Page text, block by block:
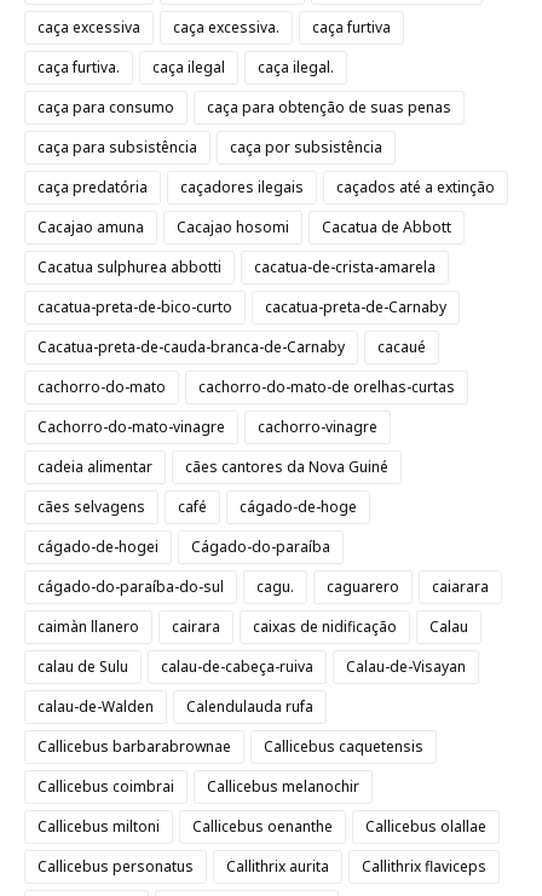
caça excessiva
caça excessiva.
caça furtiva
caça furtiva.
caça ilegal
caça ilegal.
caça para consumo
caça para obtenção de suas penas
caça para subsistência
caça por subsistência
caça predatória
caçadores ilegais
caçados até a extinção
Cacajao amuna
Cacajao hosomi
Cacatua de Abbott
Cacatua sulphurea abbotti
cacatua-de-crista-amarela
cacatua-preta-de-bico-curto
cacatua-preta-de-Carnaby
Cacatua-preta-de-cauda-branca-de-Carnaby
cacaué
cachorro-do-mato
cachorro-do-mato-de orelhas-curtas
Cachorro-do-mato-vinagre
cachorro-vinagre
cadeia alimentar
cães cantores da Nova Guiné
cães selvagens
café
cágado-de-hoge
cágado-de-hogei
Cágado-do-paraíba
cágado-do-paraíba-do-sul
cagu. caguarero
caiarara
caimàn llanero
cairara caixas de nidificação
Calau
calau de Sulu
calau-de-cabeça-ruiva
Calau-de-Visayan
calau-de-Walden
Calendulauda rufa
Callicebus barbarabrownae
Callicebus caquetensis
Callicebus coimbrai
Callicebus melanochir
Callicebus miltoni
Callicebus oenanthe
Callicebus olallae
Callicebus personatus
Callithrix aurita Callithrix flaviceps